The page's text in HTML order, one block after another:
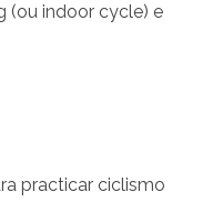
(ou indoor cycle) e